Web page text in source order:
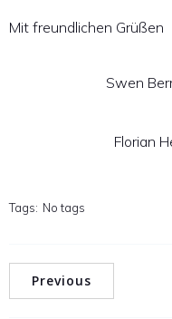
Mit freundlichen Grüßen
Swen
Florian
Tags: No tags
Previous